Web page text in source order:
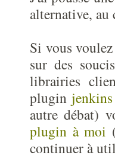
alternative, au
Si vous
sur des
librairies
plugin
autre débat)
plugin à moi
continuer à